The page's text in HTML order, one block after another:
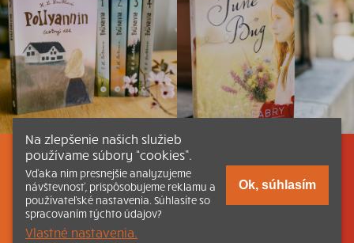
Listovať Obsah Dokumenty a články
Kontakt Tlačená verzia Katechizmu
© 2026 katechizmus.sk |
Na zlepšenie našich služieb
používame súbory “cookies”.
Vďaka nim presnejšie analyzujeme
návštevnosť, prispôsobujeme reklamu a
používateľské nastavenia. Súhlasíte so
spracovaním týchto údajov?
Vlastné nastavenia.
Ok, súhlasím